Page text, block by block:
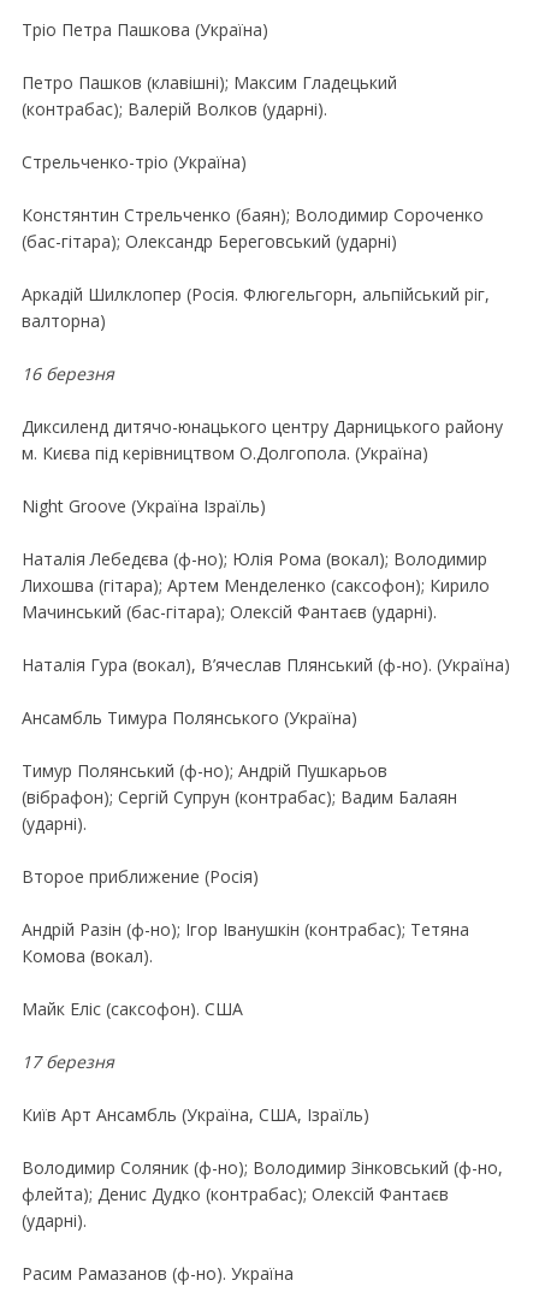
Трiо Петра Пашкова (Україна)
Петро Пашков (клавiшнi); Максим Гладецький
(контрабас); Валерiй Волков (ударнi).
Стрельченко-трiо (Україна)
Констянтин Стрельченко (баян); Володимир Сороченко
(бас-гiтара); Олександр Береговський (ударнi)
Аркадiй Шилклопер (Росiя. Флюгельгорн, альпiйський рiг,
валторна)
16 березня
Диксиленд дитячо-юнацького центру Дарницького району
м. Києва пiд керiвництвом О.Долгопола. (Україна)
Night Groove (Україна Iзраїль)
Наталiя Лебедєва (ф-но); Юлiя Рома (вокал); Володимир
Лихошва (гiтара); Артем Менделенко (саксофон); Кирило
Мачинський (бас-гiтара); Олексiй Фантаєв (ударнi).
Наталiя Гура (вокал), В’ячеслав Плянський (ф-но). (Україна)
Ансамбль Тимура Полянського (Україна)
Тимур Полянський (ф-но); Андрiй Пушкарьов
(вiбрафон); Сергiй Супрун (контрабас); Вадим Балаян
(ударнi).
Второе приближение (Росiя)
Андрiй Разiн (ф-но); Iгор Iванушкiн (контрабас); Тетяна
Комова (вокал).
Майк Елiс (саксофон). США
17 березня
Київ Арт Ансамбль (Україна, США, Iзраїль)
Володимир Соляник (ф-но); Володимир Зiнковський (ф-но,
флейта); Денис Дудко (контрабас); Олексiй Фантаєв
(ударнi).
Расим Рамазанов (ф-но). Україна